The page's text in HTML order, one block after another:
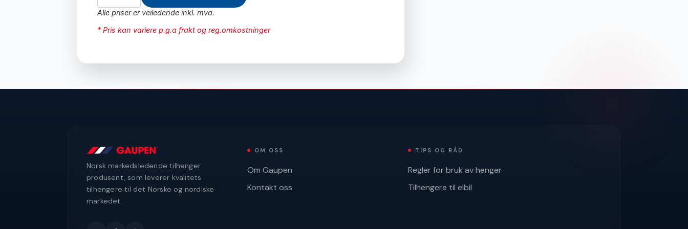
Alle priser er veiledende inkl. mva.
* Pris kan variere p.g.a frakt og reg.omkostninger
Norsk markedsledende tilhenger
produsent, som leverer kvalitets
tilhengere til det Norske og nordiske
markedet.
OM OSS
Om Gaupen
Kontakt oss
TIPS OG RÅD
Regler for bruk av henger
Tilhengere til elbil